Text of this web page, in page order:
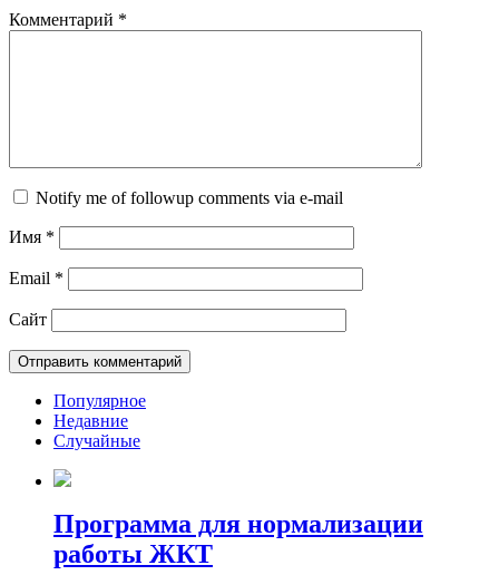
Комментарий *
Notify me of followup comments via e-mail
Имя *
Email *
Сайт
Популярное
Недавние
Случайные
Программа для нормализации
работы ЖКТ